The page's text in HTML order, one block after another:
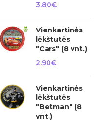
3.80€
Vienkartinės
lėkštutės
"Cars" (8 vnt.)
2.90€
Vienkartinės
lėkštutės
"Betman" (8
vnt.)